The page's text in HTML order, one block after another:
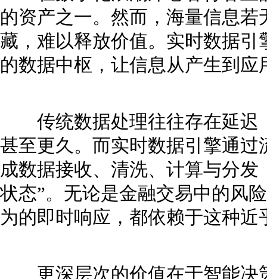
的资产之一。然而，海量信息
藏，难以释放价值。实时数据
的数据中枢，让信息从产生到
传统数据处理往往存在延迟
甚至更久。而实时数据引擎通
成数据接收、清洗、计算与分
状态”。无论是金融交易中的风
为的即时响应，都依赖于这种
更深层次的价值在于智能决